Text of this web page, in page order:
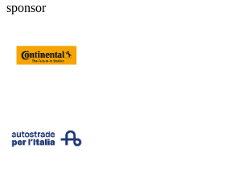
sponsor